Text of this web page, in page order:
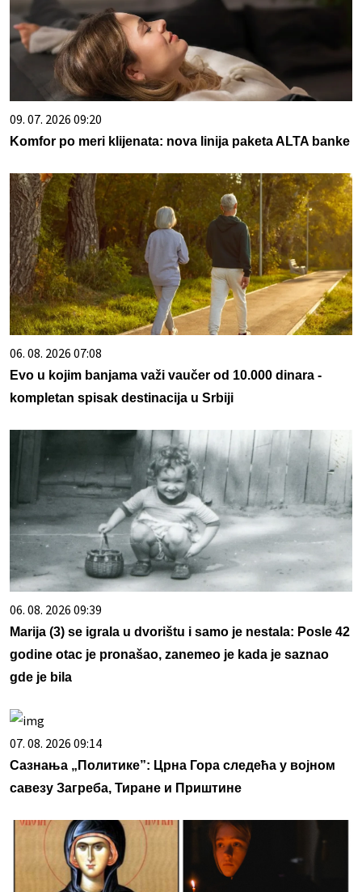
09. 07. 2026 09:20
Komfor po meri klijenata: nova linija paketa ALTA banke
06. 08. 2026 07:08
Evo u kojim banjama važi vaučer od 10.000 dinara -
kompletan spisak destinacija u Srbiji
06. 08. 2026 09:39
Marija (3) se igrala u dvorištu i samo je nestala: Posle 42
godine otac je pronašao, zanemeo je kada je saznao
gde je bila
07. 08. 2026 09:14
Сазнања „Политике”: Црна Гора следећа у војном
савезу Загреба, Тиране и Приштине